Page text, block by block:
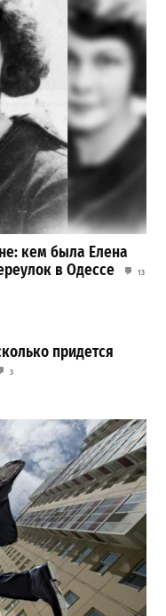
кем была Елена
в Одессе
13
придется
3